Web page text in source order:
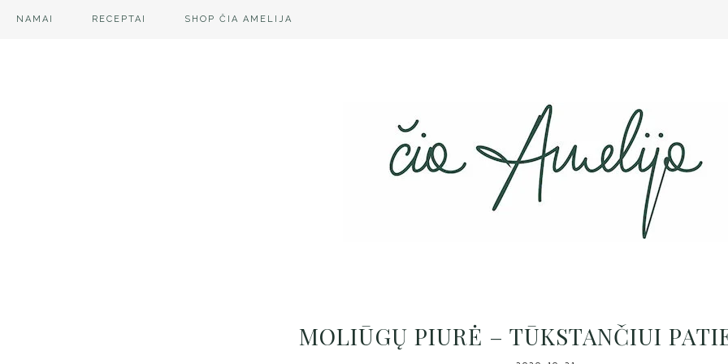
NAMAI RECEPTAI SHOP ČIA AMELIJA
MOLIŪGŲ PIURĖ – TŪKSTANČIUI